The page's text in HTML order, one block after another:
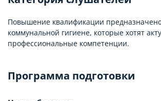
Повышение квалификации
коммунальной гигиене, которые хотят
профессиональные компетенции.
Программа подготовки